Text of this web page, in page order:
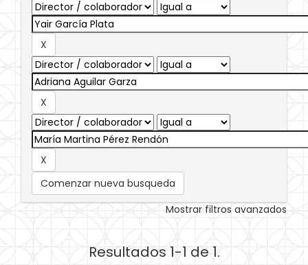
Comenzar nueva busqueda
Mostrar filtros avanzados
Resultados 1-1 de 1.